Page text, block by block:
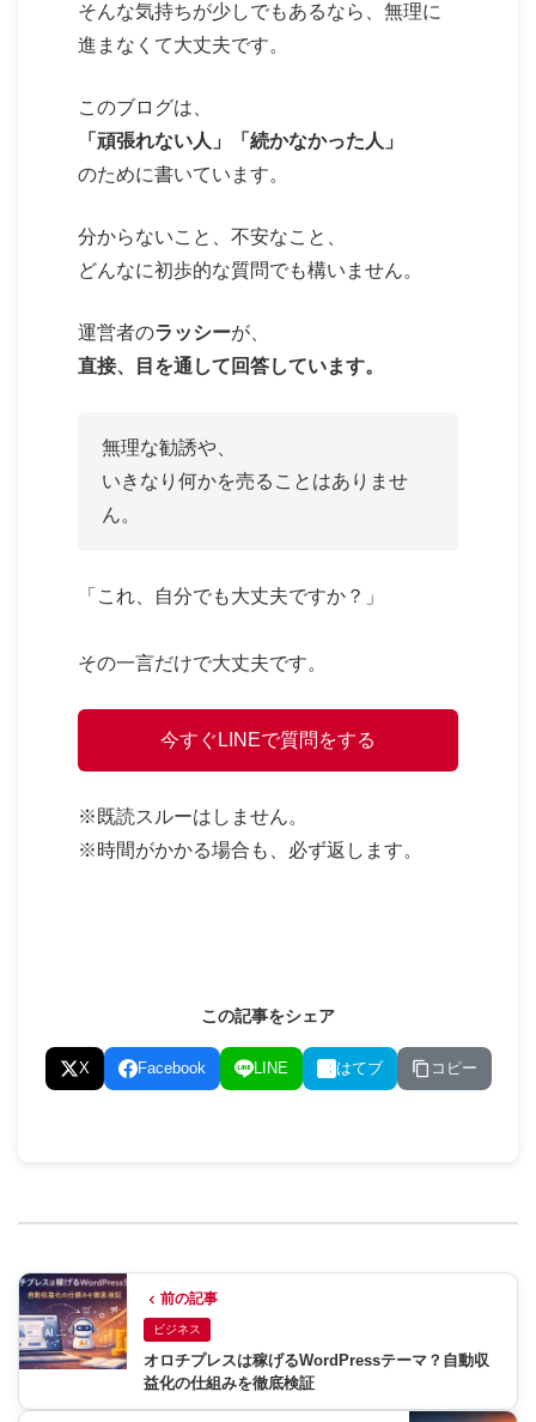
そんな気持ちが少しでもあるなら、無理に
進まなくて大丈夫です。
このブログは、
「頑張れない人」「続かなかった人」
のために書いています。
分からないこと、不安なこと、
どんなに初歩的な質問でも構いません。
運営者のラッシーが、
直接、目を通して回答しています。
無理な勧誘や、
いきなり何かを売ることはありませ
ん。
「これ、自分でも大丈夫ですか？」
その一言だけで大丈夫です。
今すぐLINEで質問をする
※既読スルーはしません。
※時間がかかる場合も、必ず返します。
この記事をシェア
X Facebook LINE はてブ コピー
前の記事
ビジネス
オロチプレスは稼げるWordPressテーマ？自動収
益化の仕組みを徹底検証